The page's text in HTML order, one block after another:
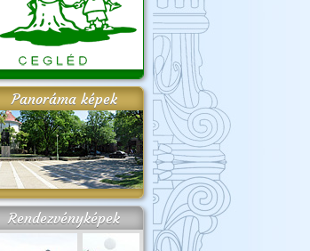
Panoráma képek
Rendezvényképek